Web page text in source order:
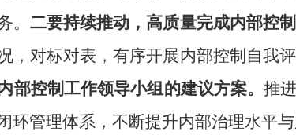
。 二要持续推动，高质量完成内部控
，对标对表，有序开展内部控制自我
部控制工作领导小组的建议方案。推
环管理体系，不断提升内部治理水平与